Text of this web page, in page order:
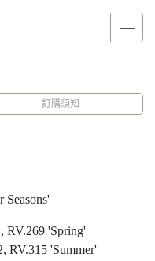
訂購須知
RV.269 'Spring'
RV.315 'Summer'